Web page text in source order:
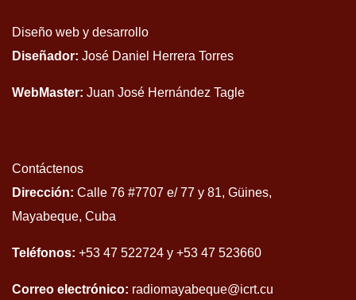
Diseño web y desarrollo
Diseñador: José Daniel Herrera Torres
WebMaster: Juan José Hernández Tagle
Contáctenos
Dirección: Calle 76 #7707 e/ 77 y 81, Güines,
Mayabeque, Cuba
Teléfonos: +53 47 522724 y +53 47 523660
Correo electrónico: radiomayabeque@icrt.cu